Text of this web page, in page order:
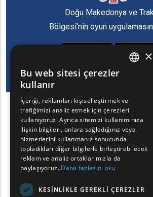
Doğu Makedonya ve
Bölgesi'nin oyun
FRENCH
BULGARIAN
GERMAN
×
Bu web sitesi çerezler
kullanır
İçeriği, reklamları kişiselleştirmek ve
trafiğimizi analiz etmek için çerezleri
kullanıyoruz. Ayrıca sitemizi kullanımınıza
ilişkin bilgileri, onlara sağladığınız veya
hizmetlerini kullanmanız sonucunda
topladıkları diğer bilgilerle birleştirebilecek
reklam ve analiz ortaklarımızla da
paylaşıyoruz. Daha fazlasını oku
KESINLIKLE GEREKLI ÇEREZLER